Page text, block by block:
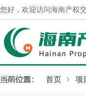
您好，欢迎访问海南产权
首页 项